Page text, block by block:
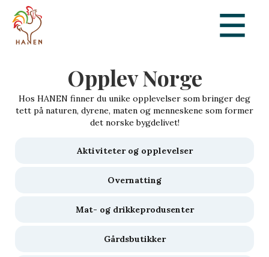
Opplev Norge
Hos HANEN finner du unike opplevelser som bringer deg
tett på naturen, dyrene, maten og menneskene som former
det norske bygdelivet!
Aktiviteter og opplevelser
Overnatting
Mat- og drikkeprodusenter
Gårdsbutikker